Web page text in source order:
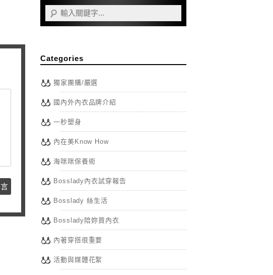
Categories
獨家團購/嚴選
國內外內衣品牌介紹
一秒塑身
內在美Know How
海咪咪保養術
Bosslady內衣試穿報告
Bosslady 絲生活
Bosslady陪妳買內衣
內著穿搭很重要
活動與媒體花絮